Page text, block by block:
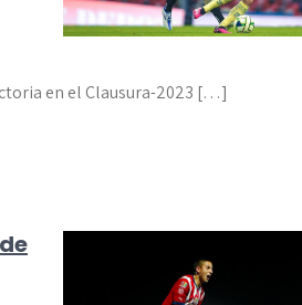
en el Clausura-2023 […]